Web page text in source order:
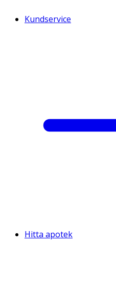
Kundservice
Hitta apotek